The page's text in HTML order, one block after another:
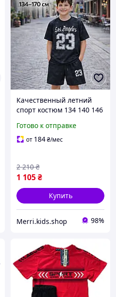
Качественный летний
спорт костюм 134 140 146
футболкой мальчик,
подростковые комплекты
Готово к отправке
от 184₴/мес
1 105₴
2 210 ₴
Купить
Merri.kids.shop 98%